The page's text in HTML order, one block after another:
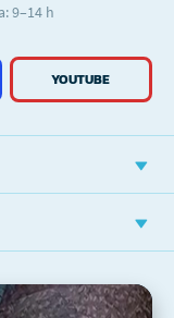
YOUTUBE
9–14 h